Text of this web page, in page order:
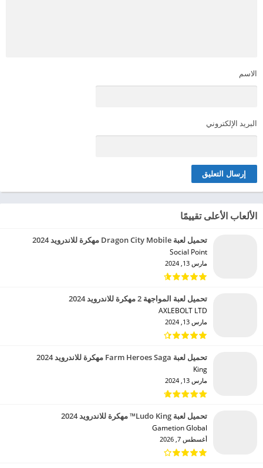
الاسم
البريد الإلكتروني
الألعاب الأعلى تقييمًا
تحميل لعبة Dragon City Mobile مهكرة للاندرويد 2024
Social Point‏
مارس 13, 2024
تحميل لعبة المواجهة 2 مهكرة للاندرويد 2024
AXLEBOLT LTD‏
مارس 13, 2024
تحميل لعبة Farm Heroes Saga مهكرة للاندرويد 2024
King‏
مارس 13, 2024
تحميل لعبة Ludo King™ مهكرة للاندرويد 2024
Gametion Global‏
أغسطس 7, 2026